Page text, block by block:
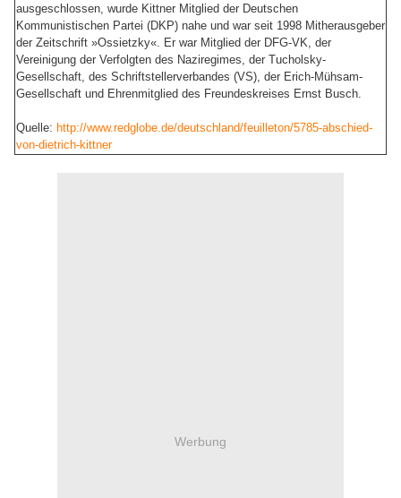
ausgeschlossen, wurde Kittner Mitglied der Deutschen
Kommunistischen Partei (DKP) nahe und war seit 1998 Mitherausgeber
der Zeitschrift »Ossietzky«. Er war Mitglied der DFG-VK, der
Vereinigung der Verfolgten des Naziregimes, der Tucholsky-
Gesellschaft, des Schriftstellerverbandes (VS), der Erich-Mühsam-
Gesellschaft und Ehrenmitglied des Freundeskreises Ernst Busch.
Quelle: http://www.redglobe.de/deutschland/feuilleton/5785-abschied-
von-dietrich-kittner
Werbung